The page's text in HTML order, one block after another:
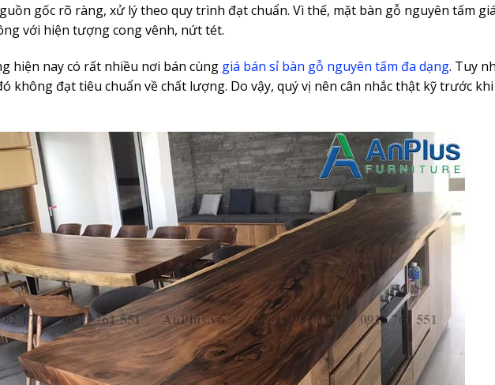
gốc rõ ràng, xử lý theo quy trình đạt chuẩn. Vì thế, mặt bàn gỗ nguyên tấm
với hiện tượng cong vênh, nứt tét.
hiện nay có rất nhiều nơi bán cùng giá bán sỉ bàn gỗ nguyên tấm đa dạng. Tuy
không đạt tiêu chuẩn về chất lượng. Do vậy, quý vị nên cân nhắc thật kỹ trước